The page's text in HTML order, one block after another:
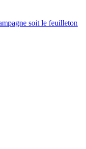
soit le feuilleton